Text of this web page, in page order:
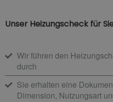
Unser Heizungscheck für
Wir führen den
durch
Sie erhalten eine
Dimension, Nutzungsart